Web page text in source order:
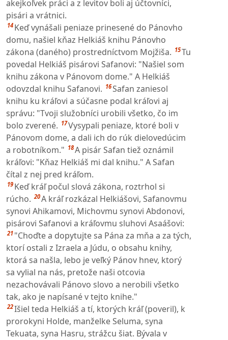
akejkoľvek práci a z levitov boli aj účtovníci,
pisári a vrátnici.
14 Keď vynášali peniaze prinesené do Pánovho
domu, našiel kňaz Helkiáš knihu Pánovho
zákona (daného) prostredníctvom Mojžiša. 15Tu
povedal Helkiáš pisárovi Safanovi: "Našiel som
knihu zákona v Pánovom dome." A Helkiáš
odovzdal knihu Safanovi. 16Safan zaniesol
knihu ku kráľovi a súčasne podal kráľovi aj
správu: "Tvoji služobníci urobili všetko, čo im
bolo zverené. 17Vysypali peniaze, ktoré boli v
Pánovom dome, a dali ich do rúk dielovedúcim
a robotníkom." 18A pisár Safan tiež oznámil
kráľovi: "Kňaz Helkiáš mi dal knihu." A Safan
čítal z nej pred kráľom.
19 Keď kráľ počul slová zákona, roztrhol si
rúcho. 20A kráľ rozkázal Helkiášovi, Safanovmu
synovi Ahikamovi, Michovmu synovi Abdonovi,
pisárovi Safanovi a kráľovmu sluhovi Asaášovi:
21 "Choďte a dopytujte sa Pána za mňa a za tých,
ktorí ostali z Izraela a Júdu, o obsahu knihy,
ktorá sa našla, lebo je veľký Pánov hnev, ktorý
sa vylial na nás, pretože naši otcovia
nezachovávali Pánovo slovo a nerobili všetko
tak, ako je napísané v tejto knihe."
22Išiel teda Helkiáš a tí, ktorých kráľ (poveril), k
prorokyni Holde, manželke Seluma, syna
Tekuata, syna Hasru, strážcu šiat. Bývala v